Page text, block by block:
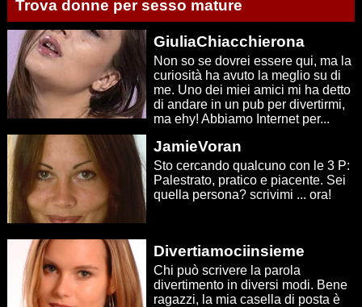
Trova donne per sesso mature
GiuliaChiacchierona
Non so se dovrei essere qui, ma la
curiosità ha avuto la meglio su di
me. Uno dei miei amici mi ha detto
di andare in un pub per divertirmi,
ma ehy! Abbiamo Internet per...
JamieVoran
Sto cercando qualcuno con le 3 P:
Palestrato, pratico e piacente. Sei
quella persona? scrivimi ... ora!
Divertiamociinsieme
Chi può scrivere la parola
divertimento in diversi modi. Bene
ragazzi, la mia casella di posta è